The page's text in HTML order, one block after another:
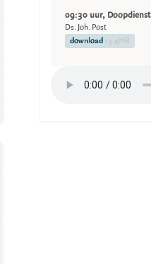
09:30 uur, Doopdienst
Ds. Joh. Post
download 13.4MB